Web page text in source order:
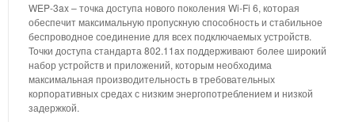
WEP-3ax – точка доступа нового поколения Wi-Fi 6, которая
обеспечит максимальную пропускную способность и стабильное
беспроводное соединение для всех подключаемых устройств.
Точки доступа стандарта 802.11ax поддерживают более широкий
набор устройств и приложений, которым необходима
максимальная производительность в требовательных
корпоративных средах с низким энергопотреблением и низкой
задержкой.